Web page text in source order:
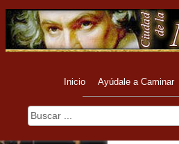
Inicio Ayúdale a Caminar